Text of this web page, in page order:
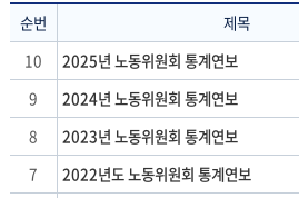
계
:
순번 제목
10
2025년 노동위원회 통계연보
9
2024년 노동위원회 통계연보
8
2023년 노동위원회 통계연보
7
2022년도 노동위원회 통계연보